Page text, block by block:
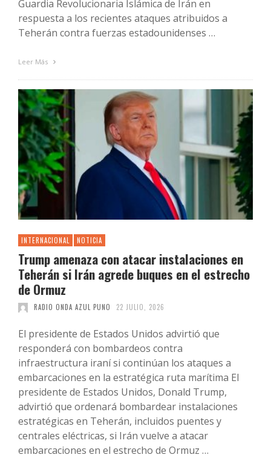
Guardia Revolucionaria Islámica de Irán en
respuesta a los recientes ataques atribuidos a
Teherán contra fuerzas estadounidenses …
Leer Más
INTERNACIONAL NOTICIA
Trump amenaza con atacar instalaciones en
Teherán si Irán agrede buques en el estrecho
de Ormuz
RADIO ONDA AZUL PUNO 22 JULIO, 2026
El presidente de Estados Unidos advirtió que
responderá con bombardeos contra
infraestructura iraní si continúan los ataques a
embarcaciones en la estratégica ruta marítima El
presidente de Estados Unidos, Donald Trump,
advirtió que ordenará bombardear instalaciones
estratégicas en Teherán, incluidos puentes y
centrales eléctricas, si Irán vuelve a atacar
embarcaciones en el estrecho de Ormuz …